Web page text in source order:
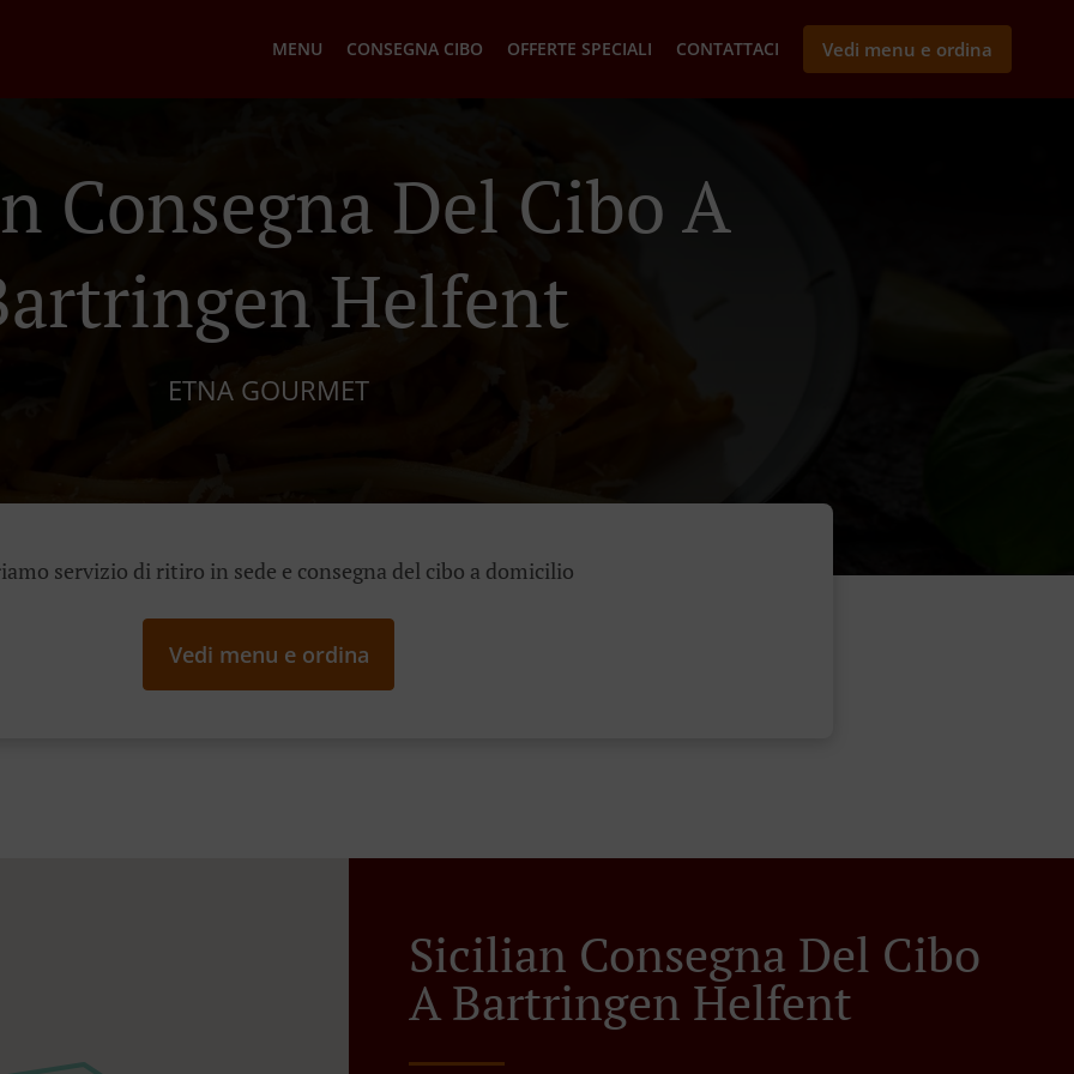
MENU CONSEGNA CIBO OFFERTE SPECIALI CONTATTACI Vedi menu e ordina
Consegna Del Cibo A
Helfent
ETNA GOURMET
servizio di ritiro in sede e consegna del cibo a domicilio
Vedi menu e ordina
Sicilian Consegna Del Cibo
A Bartringen Helfent